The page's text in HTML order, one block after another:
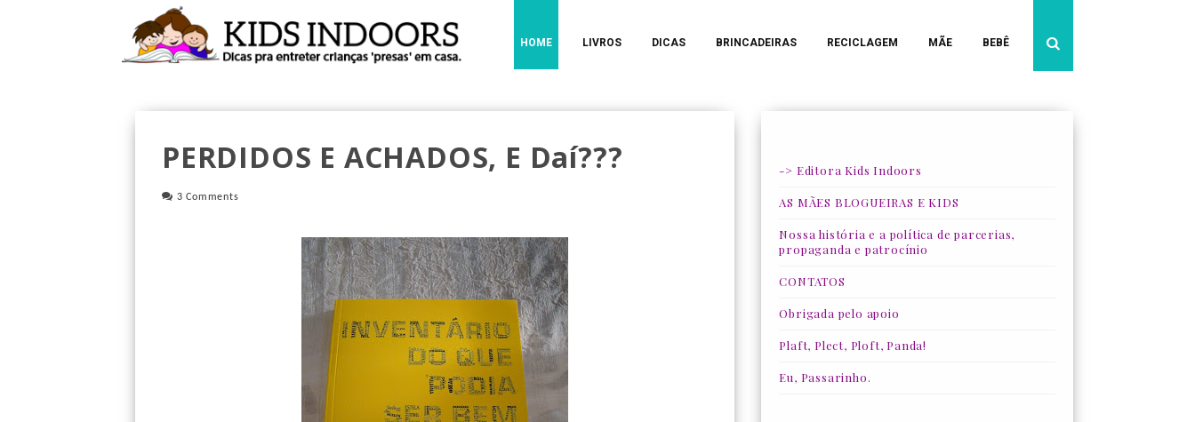
HOME LIVROS DICAS BRINCADEIRAS RECICLAGEM MÃE BEBÊ
PERDIDOS E ACHADOS, E Daí???
3 Comments
-> Editora Kids Indoors
AS MÃES BLOGUEIRAS E KIDS
Nossa história e a política de parcerias,
propaganda e patrocínio
CONTATOS
Obrigada pelo apoio
Plaft, Plect, Ploft, Panda!
Eu, Passarinho.